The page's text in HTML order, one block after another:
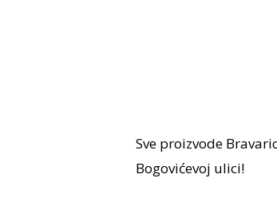
Sve proizvode
Bogovićevoj ulici!